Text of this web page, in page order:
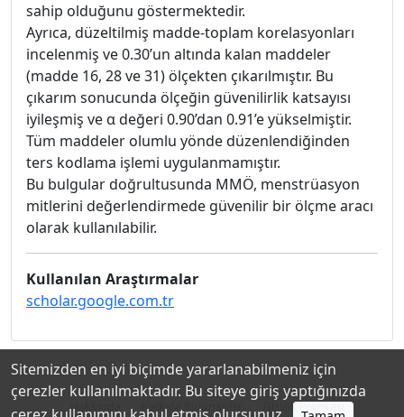
sahip olduğunu göstermektedir.
Ayrıca, düzeltilmiş madde-toplam korelasyonları
incelenmiş ve 0.30’un altında kalan maddeler
(madde 16, 28 ve 31) ölçekten çıkarılmıştır. Bu
çıkarım sonucunda ölçeğin güvenilirlik katsayısı
iyileşmiş ve α değeri 0.90’dan 0.91’e yükselmiştir.
Tüm maddeler olumlu yönde düzenlendiğinden
ters kodlama işlemi uygulanmamıştır.
Bu bulgular doğrultusunda MMÖ, menstrüasyon
mitlerini değerlendirmede güvenilir bir ölçme aracı
olarak kullanılabilir.
Kullanılan Araştırmalar
scholar.google.com.tr
Hakkında Katkıda Bulunanlar Gizlilik Politikası
Sitemizden en iyi biçimde yararlanabilmeniz için
çerezler kullanılmaktadır. Bu siteye giriş yaptığınızda